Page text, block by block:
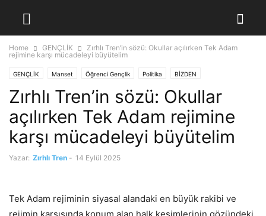
Home GENÇLİK
Zırhlı Tren’in sözü: Okullar açılırken Tek Adam
rejimine karşı mücadeleyi büyütelim
GENÇLİK Manset Öğrenci Gençlik Politika BİZDEN
Zırhlı Tren'in Sözü
Zırhlı Tren’in sözü: Okullar
açılırken Tek Adam rejimine
karşı mücadeleyi büyütelim
Yazar: Zırhlı Tren - 14 Eylül 2025
Tek Adam rejiminin siyasal alandaki en büyük rakibi ve